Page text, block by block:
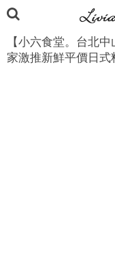
【小六食堂。台北
家激推新鮮平價日